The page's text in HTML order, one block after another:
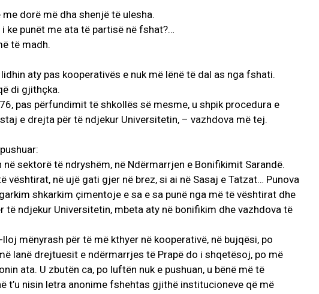
dorë më dha shenjë të ulesha.
ke punët me ata të partisë në fshat?…
të madh.
aty pas kooperativës e nuk më lënë të dal as nga fshati.
di gjithçka.
pas përfundimit të shkollës së mesme, u shpik procedura e
e drejta për të ndjekur Universitetin, – vazhdova më tej.
sektorë të ndryshëm, në Ndërmarrjen e Bonifikimit Sarandë.
vështirat, në ujë gati gjer në brez, si ai në Sasaj e Tatzat… Punova
shkarkim çimentoje e sa e sa punë nga më të vështirat dhe
të ndjekur Universitetin, mbeta aty në bonifikim dhe vazhdova të
mënyrash për të më kthyer në kooperativë, në bujqësi, po
lanë drejtuesit e ndërmarrjes të Prapë do i shqetësoj, po më
ata. U zbutën ca, po luftën nuk e pushuan, u bënë më të
t’u nisin letra anonime fshehtas gjithë institucioneve që më